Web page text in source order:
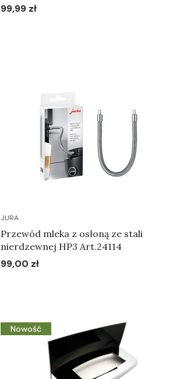
Cena
99,99 zł
JURA
Przewód mleka z osłoną ze stali
nierdzewnej HP3 Art.24114
Cena
99,00 zł
Nowość